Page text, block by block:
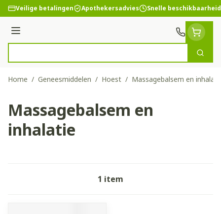
Ga naar de inhoud
Veilige betalingen Apothekersadvies Snelle beschikbaarheid
Menu
Zoek
Home / Geneesmiddelen / Hoest / Massagebalsem en
Massagebalsem en
inhalatie
1 item